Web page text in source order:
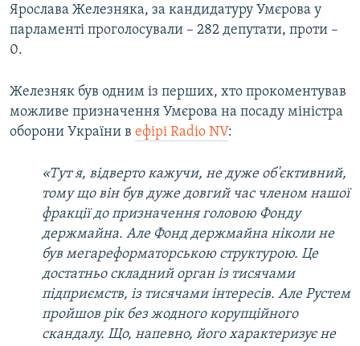
Ярослава Железняка, за кандидатуру Умєрова у
парламенті проголосували – 282 депутати, проти –
0.
Железняк був одним із перших, хто прокоментував
можливе призначення Умєрова на посаду міністра
оборони України в ефірі Radio NV:
«Тут я, відверто кажучи, не дуже об'єктивний,
тому що він був дуже довгий час членом нашої
фракції до призначення головою Фонду
держмайна. Але Фонд держмайна ніколи не
був мегареформаторською структурою. Це
достатньо складний орган із тисячами
підприємств, із тисячами інтересів. Але Рустем
пройшов рік без жодного корупційного
скандалу. Що, напевно, його характеризує не